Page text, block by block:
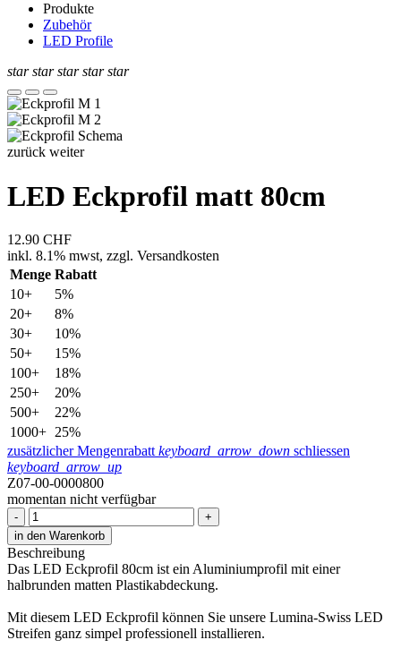
Produkte
Zubehör
LED Profile
star star star star star
zurück weiter
LED Eckprofil matt 80cm
12.90 CHF
inkl. 8.1% mwst, zzgl. Versandkosten
Menge Rabatt
10+
5%
20+
8%
30+
10%
50+
15%
100+
18%
250+
20%
500+
22%
1000+ 25%
zusätzlicher Mengenrabatt keyboard_arrow_down schliessen
keyboard_arrow_up
Z07-00-0000800
momentan nicht verfügbar
-
+
in den Warenkorb
Beschreibung
Das LED Eckprofil 80cm ist ein Aluminiumprofil mit einer
halbrunden matten Plastikabdeckung.
Mit diesem LED Eckprofil können Sie unsere Lumina-Swiss LED
Streifen ganz simpel professionell installieren.